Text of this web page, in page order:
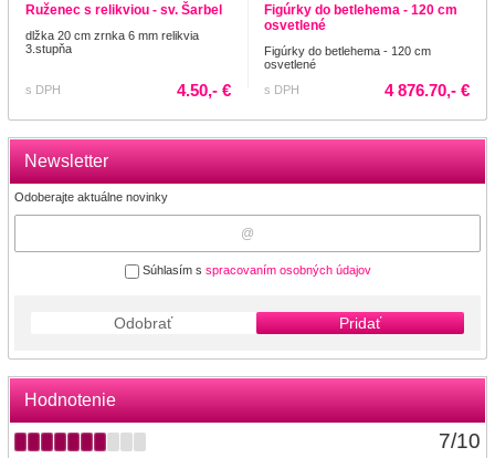
Newsletter
Odoberajte aktuálne novinky
Súhlasím s spracovaním osobných údajov
Odobrať Pridať
Hodnotenie
7/10
Ruženec s relikviou - sv. Šarbel
dlžka 20 cm zrnka 6 mm relikvia
3.stupňa
s DPH 4.50,- €
Figúrky do betlehema - 120 cm
osvetlené
Figúrky do betlehema - 120 cm
osvetlené
s DPH
4 876.70,- €